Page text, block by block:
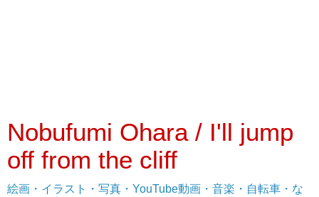
Nobufumi Ohara / I'll jump
off from the cliff
絵画・イラスト・写真・YouTube動画・音楽・自転車・な